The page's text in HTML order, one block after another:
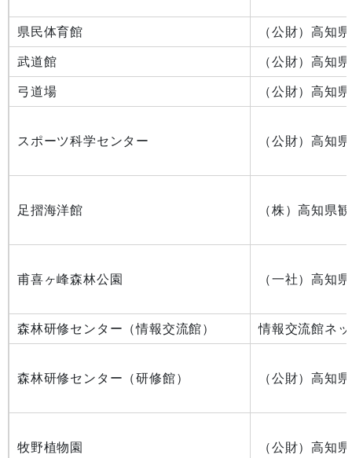
県民体育館 （公財）高知
武道館 （公財）高知
弓道場 （公財）高知
スポーツ科学センター （公財）高知
足摺海洋館 （株）高知県
甫喜ヶ峰森林公園 （一社）高知
森林研修センター（情報交流館） 情報交流館ネ
森林研修センター（研修館） （公財）高知
牧野植物園 （公財）高知